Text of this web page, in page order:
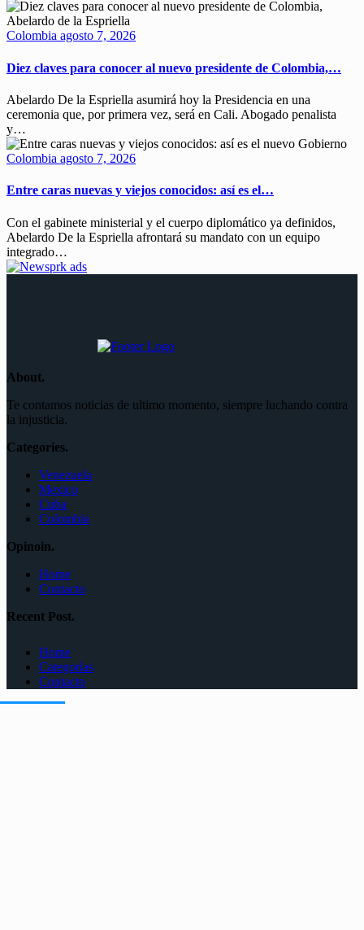
Colombia agosto 7, 2026
Diez claves para conocer al nuevo presidente de Colombia,…
Abelardo De la Espriella asumirá hoy la Presidencia en una
ceremonia que, por primera vez, será en Cali. Abogado penalista
y…
Colombia agosto 7, 2026
Entre caras nuevas y viejos conocidos: así es el…
Con el gabinete ministerial y el cuerpo diplomático ya definidos,
Abelardo De la Espriella afrontará su mandato con un equipo
integrado…
About.
Te contamos noticias de ultimo momento, siempre luchando contra
la injusticia.
Categories.
Venezuela
Mexico
Cuba
Colombia
Opinoin.
Home
Contacto
Recent Post.
Home
Categorías
Contacto